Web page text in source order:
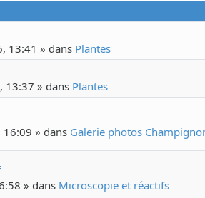
13:41 » dans Plantes
13:37 » dans Plantes
» dans Galerie photos
» dans Microscopie et réactifs